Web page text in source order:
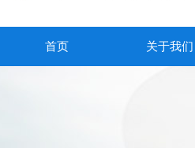
首页 关于我们